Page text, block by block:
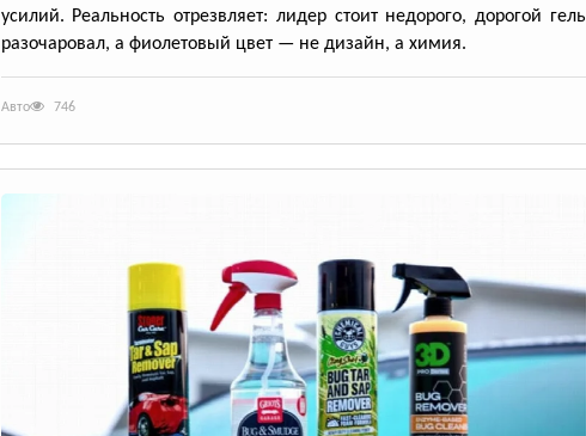
усилий. Реальность отрезвляет: лидер стоит недорого, дорогой гель
разочаровал, а фиолетовый цвет — не дизайн, а химия.
Авто 746